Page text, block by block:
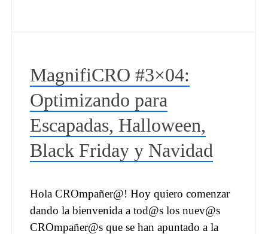
MagnifiCRO #3×04:
Optimizando para
Escapadas, Halloween,
Black Friday y Navidad
Hola CROmpañer@! Hoy quiero comenzar
dando la bienvenida a tod@s los nuev@s
CROmpañer@s que se han apuntado a la